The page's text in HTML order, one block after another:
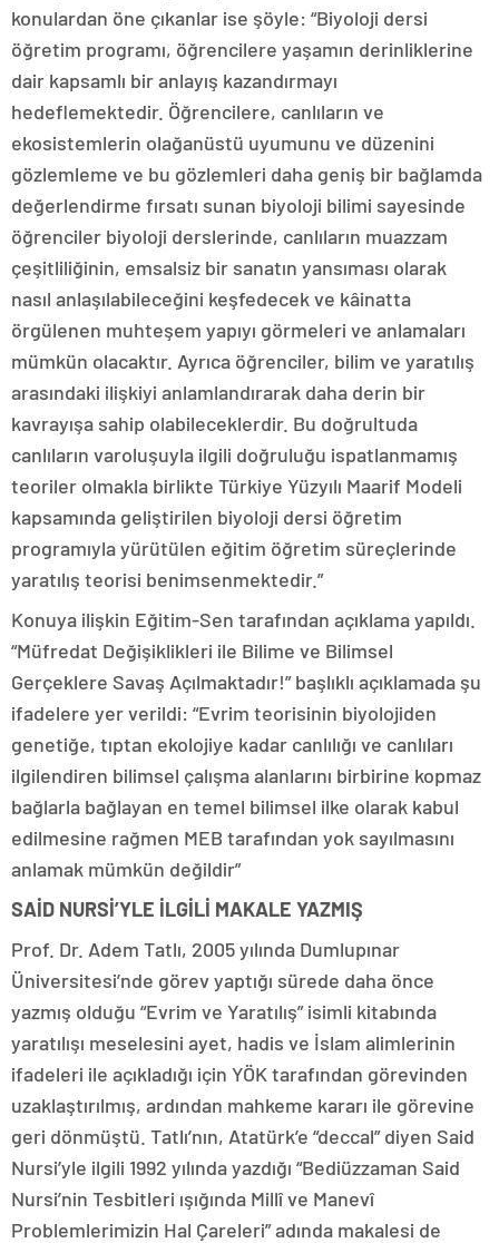
konulardan öne çıkanlar ise şöyle: “Biyoloji dersi
öğretim programı, öğrencilere yaşamın derinliklerine
dair kapsamlı bir anlayış kazandırmayı
hedeflemektedir. Öğrencilere, canlıların ve
ekosistemlerin olağanüstü uyumunu ve düzenini
gözlemleme ve bu gözlemleri daha geniş bir bağlamda
değerlendirme fırsatı sunan biyoloji bilimi sayesinde
öğrenciler biyoloji derslerinde, canlıların muazzam
çeşitliliğinin, emsalsiz bir sanatın yansıması olarak
nasıl anlaşılabileceğini keşfedecek ve kâinatta
örgülenen muhteşem yapıyı görmeleri ve anlamaları
mümkün olacaktır. Ayrıca öğrenciler, bilim ve yaratılış
arasındaki ilişkiyi anlamlandırarak daha derin bir
kavrayışa sahip olabileceklerdir. Bu doğrultuda
canlıların varoluşuyla ilgili doğruluğu ispatlanmamış
teoriler olmakla birlikte Türkiye Yüzyılı Maarif Modeli
kapsamında geliştirilen biyoloji dersi öğretim
programıyla yürütülen eğitim öğretim süreçlerinde
yaratılış teorisi benimsenmektedir.”
Konuya ilişkin Eğitim-Sen tarafından açıklama yapıldı.
“Müfredat Değişiklikleri ile Bilime ve Bilimsel
Gerçeklere Savaş Açılmaktadır!” başlıklı açıklamada şu
ifadelere yer verildi: “Evrim teorisinin biyolojiden
genetiğe, tıptan ekolojiye kadar canlılığı ve canlıları
ilgilendiren bilimsel çalışma alanlarını birbirine kopmaz
bağlarla bağlayan en temel bilimsel ilke olarak kabul
edilmesine rağmen MEB tarafından yok sayılmasını
anlamak mümkün değildir”
SAİD NURSİ’YLE İLGİLİ MAKALE YAZMIŞ
Prof. Dr. Adem Tatlı, 2005 yılında Dumlupınar
Üniversitesi’nde görev yaptığı sürede daha önce
yazmış olduğu “Evrim ve Yaratılış” isimli kitabında
yaratılışı meselesini ayet, hadis ve İslam alimlerinin
ifadeleri ile açıkladığı için YÖK tarafından görevinden
uzaklaştırılmış, ardından mahkeme kararı ile görevine
geri dönmüştü. Tatlı’nın, Atatürk’e “deccal” diyen Said
Nursi’yle ilgili 1992 yılında yazdığı “Bediüzzaman Said
Nursi’nin Tesbitleri ışığında Millî ve Manevî
Problemlerimizin Hal Çareleri” adında makalesi de